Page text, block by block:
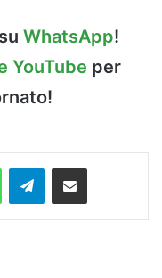
WhatsApp!
YouTube per
WhatsAppTelegramCondividi via Email